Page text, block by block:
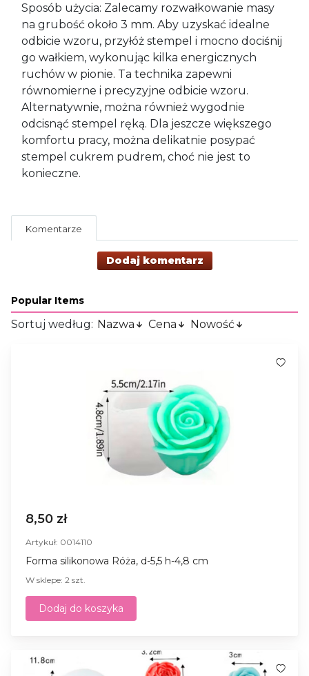
Sposób użycia: Zalecamy rozwałkowanie masy
na grubość około 3 mm. Aby uzyskać idealne
odbicie wzoru, przyłóż stempel i mocno dociśnij
go wałkiem, wykonując kilka energicznych
ruchów w pionie. Ta technika zapewni
równomierne i precyzyjne odbicie wzoru.
Alternatywnie, można również wygodnie
odcisnąć stempel ręką. Dla jeszcze większego
komfortu pracy, można delikatnie posypać
stempel cukrem pudrem, choć nie jest to
konieczne.
Komentarze
Dodaj komentarz
Popular Items
Sortuj według: Nazwa Cena Nowość
8,50 zł
Artykuł: 0014110
Forma silikonowa Róża, d-5,5 h-4,8 cm
W sklepe: 2 szt.
Dodaj do koszyka